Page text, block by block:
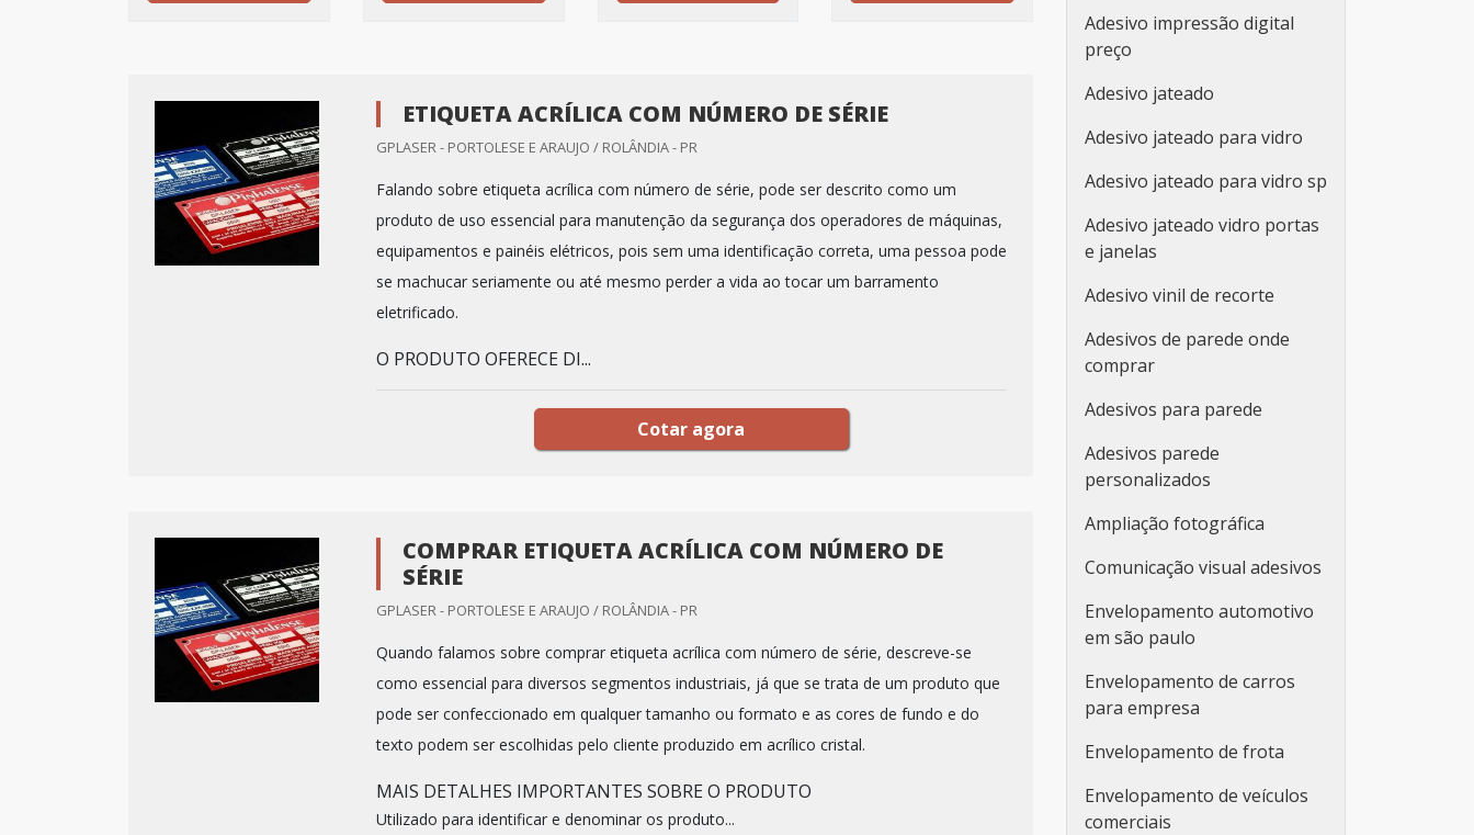
ETIQUETA ACRÍLICA COM NÚMERO DE SÉRIE
GPLASER - PORTOLESE E ARAUJO / ROLÂNDIA - PR
Falando sobre etiqueta acrílica com número de série, pode ser descrito como um
produto de uso essencial para manutenção da segurança dos operadores de máquinas,
equipamentos e painéis elétricos, pois sem uma identificação correta, uma pessoa pode
se machucar seriamente ou até mesmo perder a vida ao tocar um barramento
eletrificado.
O PRODUTO OFERECE DI...
Cotar agora
COMPRAR ETIQUETA ACRÍLICA COM NÚMERO DE
SÉRIE
GPLASER - PORTOLESE E ARAUJO / ROLÂNDIA - PR
Quando falamos sobre comprar etiqueta acrílica com número de série, descreve-se
como essencial para diversos segmentos industriais, já que se trata de um produto que
pode ser confeccionado em qualquer tamanho ou formato e as cores de fundo e do
texto podem ser escolhidas pelo cliente produzido em acrílico cristal.
MAIS DETALHES IMPORTANTES SOBRE O PRODUTO
Utilizado para identificar e denominar os produto...
Adesivo impressão digital
preço
Adesivo jateado
Adesivo jateado para vidro
Adesivo jateado para vidro sp
Adesivo jateado vidro portas
e janelas
Adesivo vinil de recorte
Adesivos de parede onde
comprar
Adesivos para parede
Adesivos parede
personalizados
Ampliação fotográfica
Comunicação visual adesivos
Envelopamento automotivo
em são paulo
Envelopamento de carros
para empresa
Envelopamento de frota
Envelopamento de veículos
comerciais